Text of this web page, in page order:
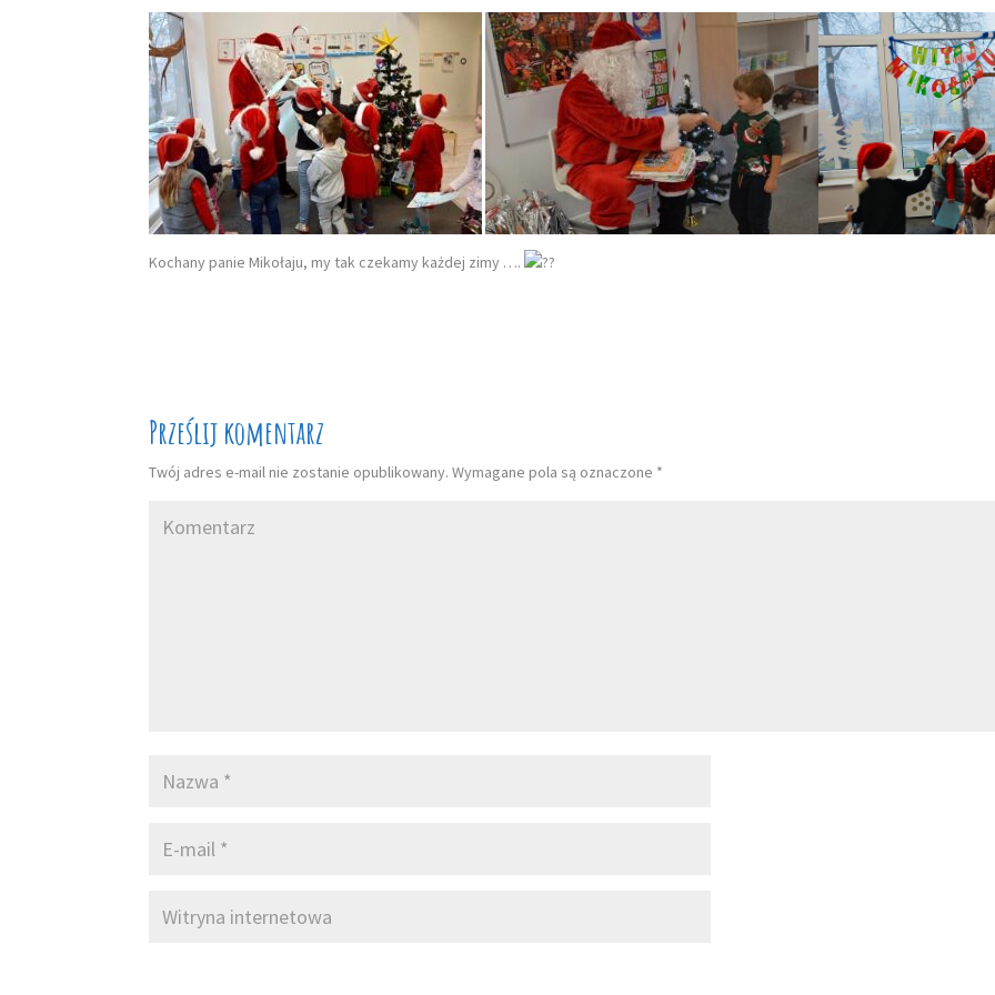
Kochany panie Mikołaju, my tak czekamy każdej zimy ….
Prześlij komentarz
Twój adres e-mail nie zostanie opublikowany. Wymagane pola są oznaczone *